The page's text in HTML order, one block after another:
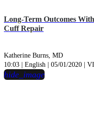
Long-Term Outcomes
Cuff Repair
Katherine Burns, MD
10:03 | English | 05/01/2020 |
hide_image